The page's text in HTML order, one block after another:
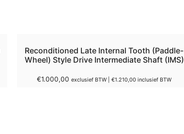
Reconditioned Late Internal Tooth (Paddle-
Wheel) Style Drive Intermediate Shaft (IMS)
€1.000,00 exclusief BTW | €1.210,00 inclusief BTW